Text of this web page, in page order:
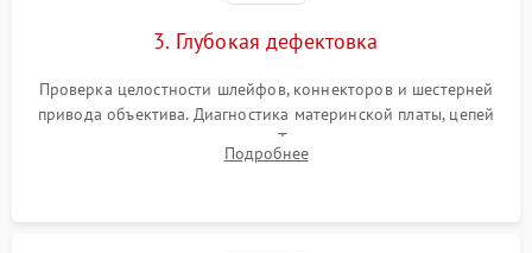
3. Глубокая дефектовка
Проверка целостности шлейфов, коннекторов и шестерней
привода объектива. Диагностика материнской платы, цепей
питания и картоприемника. Тестирование механизма
затвора и блока внутрикамерной стабилизации.
Подробнее